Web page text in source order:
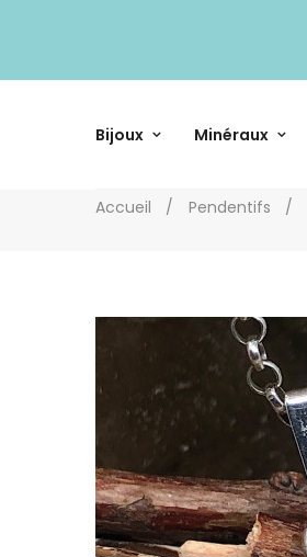
Bijoux Minéraux
Accueil Pendentifs